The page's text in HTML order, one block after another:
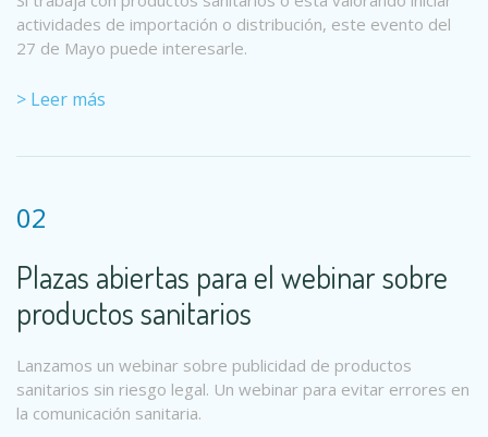
actividades de importación o distribución, este evento del
27 de Mayo puede interesarle.
> Leer más
02
Plazas abiertas para el webinar sobre
productos sanitarios
Lanzamos un webinar sobre publicidad de productos
sanitarios sin riesgo legal. Un webinar para evitar errores en
la comunicación sanitaria.